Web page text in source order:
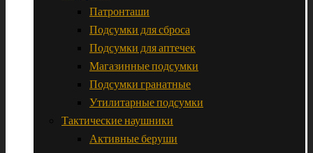
Патронташи
Подсумки для сброса
Подсумки для аптечек
Магазинные подсумки
Подсумки гранатные
Утилитарные подсумки
Тактические наушники
Активные беруши